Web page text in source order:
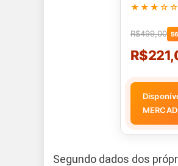
★★★☆☆
R$499,00
Segundo dados dos